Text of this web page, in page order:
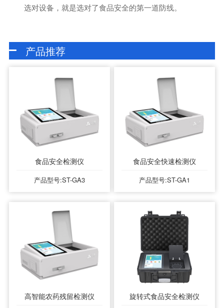
选对设备，就是选对了食品安全的第一道防线。
产品推荐
食品安全检测仪
产品型号:ST-GA3
食品安全快速检测仪
产品型号:ST-GA1
高智能农药残留检测仪 旋转式食品安全检测仪